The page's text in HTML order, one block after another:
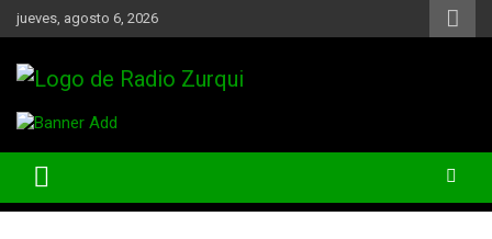
Skip
to
jueves, agosto 6, 2026
Radio Zurqui